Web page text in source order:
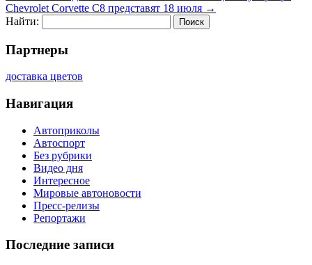
Chevrolet Corvette C8 представят 18 июля →
Найти:
Партнеры
доставка цветов
Навигация
Автоприколы
Автоспорт
Без рубрики
Видео дня
Интересное
Мировые автоновости
Пресс-релизы
Репортажи
Последние записи